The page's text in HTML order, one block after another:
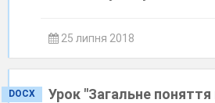
25 липня 2018
DOCX
Урок "Загальне поняття